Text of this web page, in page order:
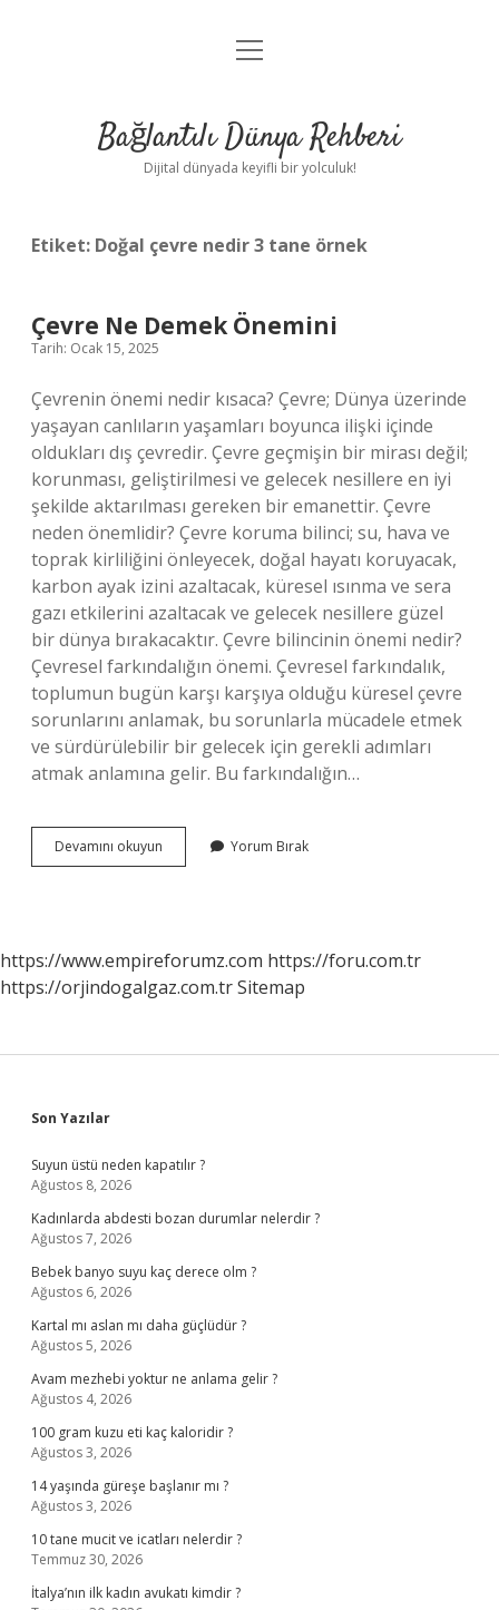
Anasayfa
Yasal Uyarı
menüyü
Bağlantılı Dünya Rehberi
Dijital dünyada keyifli bir yolculuk!
Etiket: Doğal çevre nedir 3 tane örnek
Çevre Ne Demek Önemini
Tarih: Ocak 15, 2025
Çevrenin önemi nedir kısaca? Çevre; Dünya üzerinde
yaşayan canlıların yaşamları boyunca ilişki içinde
oldukları dış çevredir. Çevre geçmişin bir mirası değil;
korunması, geliştirilmesi ve gelecek nesillere en iyi
şekilde aktarılması gereken bir emanettir. Çevre
neden önemlidir? Çevre koruma bilinci; su, hava ve
toprak kirliliğini önleyecek, doğal hayatı koruyacak,
karbon ayak izini azaltacak, küresel ısınma ve sera
gazı etkilerini azaltacak ve gelecek nesillere güzel
bir dünya bırakacaktır. Çevre bilincinin önemi nedir?
Çevresel farkındalığın önemi. Çevresel farkındalık,
toplumun bugün karşı karşıya olduğu küresel çevre
sorunlarını anlamak, bu sorunlarla mücadele etmek
ve sürdürülebilir bir gelecek için gerekli adımları
atmak anlamına gelir. Bu farkındalığın…
Devamını okuyun
Ne
Yorum Bırak
https://www.empireforumz.com https://foru.com.tr
https://orjindogalgaz.com.trSitemap
Sidebar
Son Yazılar
Suyun üstü neden kapatılır ?
Ağustos 8, 2026
Kadınlarda abdesti bozan durumlar nelerdir ?
Ağustos 7, 2026
Bebek banyo suyu kaç derece olm ?
Ağustos 6, 2026
Kartal mı aslan mı daha güçlüdür ?
Ağustos 5, 2026
Avam mezhebi yoktur ne anlama gelir ?
Ağustos 4, 2026
100 gram kuzu eti kaç kaloridir ?
Ağustos 3, 2026
14 yaşında güreşe başlanır mı ?
Ağustos 3, 2026
10 tane mucit ve icatları nelerdir ?
Temmuz 30, 2026
İtalya’nın ilk kadın avukatı kimdir ?